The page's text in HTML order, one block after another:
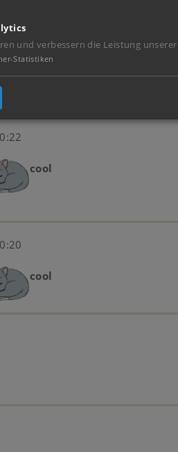
Mögt
cool
cool
und verbessern die Leistung
Statistiken